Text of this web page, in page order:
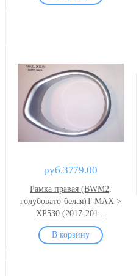
руб.3779.00
Рамка правая (BWM2,
голубовато-белая)T-MAX >
XP530 (2017-201...